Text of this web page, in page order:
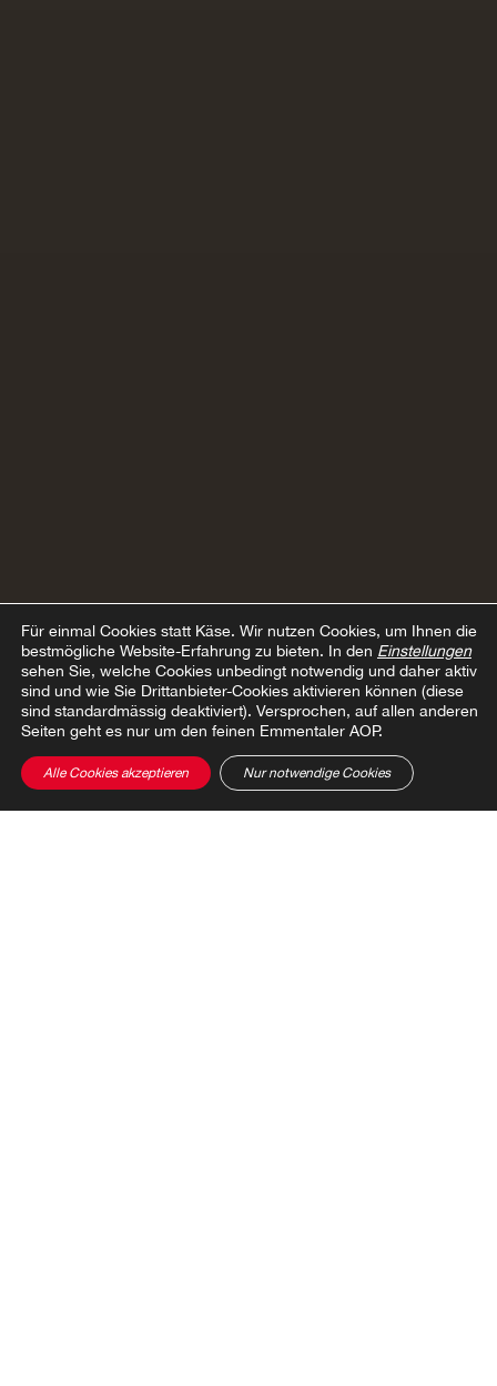
Für einmal Cookies statt Käse. Wir nutzen Cookies, um Ihnen die
bestmögliche Website-Erfahrung zu bieten. In den Einstellungen
sehen Sie, welche Cookies unbedingt notwendig und daher aktiv
sind und wie Sie Drittanbieter-Cookies aktivieren können (diese
sind standardmässig deaktiviert). Versprochen, auf allen anderen
Seiten geht es nur um den feinen Emmentaler AOP.
Alle Cookies akzeptieren Nur notwendige Cookies